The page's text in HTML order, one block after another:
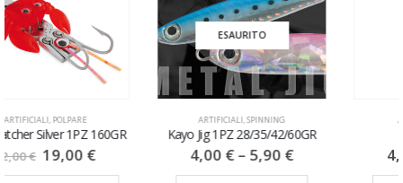
ESAURITO
ARTIFICIALI
Kayo Jig 1PZ 28/35/42/60GR
4,00 €–
ESAURITO
ARTIFICIALI
Zoga Thin 1PZ
4,00 €–